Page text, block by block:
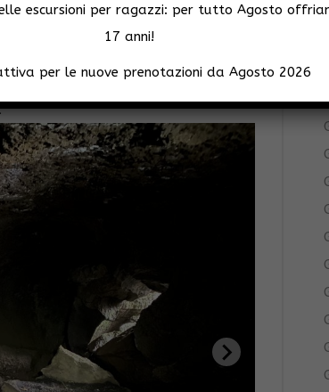
segnali di passaggio antropico
o molto poco conosciuta.
visita rilevate dagli stessi
escursioni per ragazzi: per tutto Agosto
17 anni!
per le nuove prenotazioni da Agosto 2026